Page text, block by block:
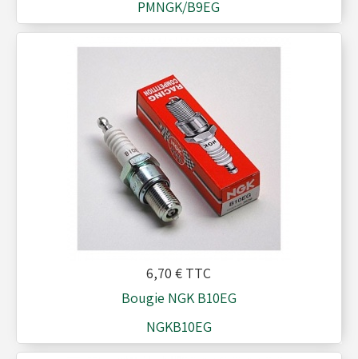
PMNGK/B9EG
6,70 € TTC
Bougie NGK B10EG
NGKB10EG
Réservoirs - Radiateurs
Train avant - Volants